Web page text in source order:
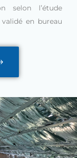
selon l’étude
en bureau